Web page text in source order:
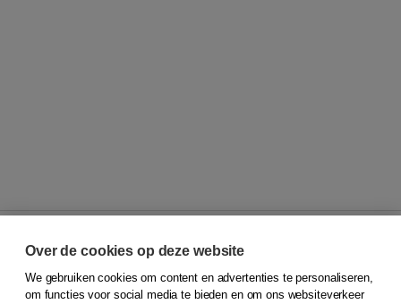
© 2026Koninklijke Boom uitgevers
Over de cookies op deze website
We gebruiken cookies om content en advertenties te personaliseren,
om functies voor social media te bieden en om ons websiteverkeer